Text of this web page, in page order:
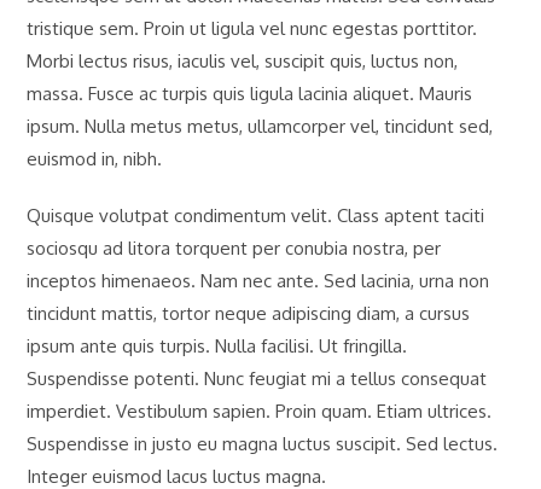
tristique sem. Proin ut ligula vel nunc egestas porttitor.
Morbi lectus risus, iaculis vel, suscipit quis, luctus non,
massa. Fusce ac turpis quis ligula lacinia aliquet. Mauris
ipsum. Nulla metus metus, ullamcorper vel, tincidunt sed,
euismod in, nibh.
Quisque volutpat condimentum velit. Class aptent taciti
sociosqu ad litora torquent per conubia nostra, per
inceptos himenaeos. Nam nec ante. Sed lacinia, urna non
tincidunt mattis, tortor neque adipiscing diam, a cursus
ipsum ante quis turpis. Nulla facilisi. Ut fringilla.
Suspendisse potenti. Nunc feugiat mi a tellus consequat
imperdiet. Vestibulum sapien. Proin quam. Etiam ultrices.
Suspendisse in justo eu magna luctus suscipit. Sed lectus.
Integer euismod lacus luctus magna.